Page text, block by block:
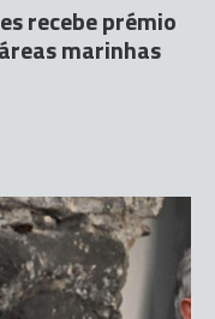
recebe prémio
marinhas